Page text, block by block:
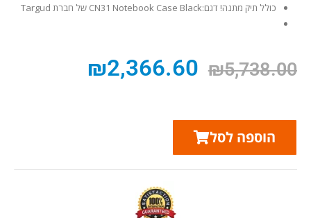
כולל תיק מתנה! דגם:CN31 Notebook Case Black של חברת Targud
₪5,738.00
₪2,366.60
הוספה לסל